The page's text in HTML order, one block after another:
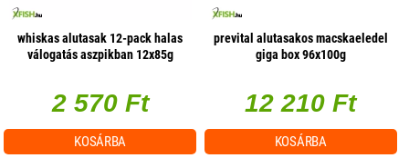
whiskas alutasak 12-pack halas
válogatás aszpikban 12x85g
2 570 Ft
KOSÁRBA
prevital alutasakos macskaeledel
giga box 96x100g
12 210 Ft
KOSÁRBA